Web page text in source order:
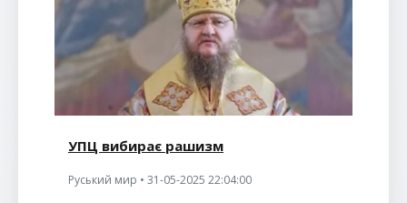
УПЦ вибирає рашизм
Руський мир • 31-05-2025 22:04:00